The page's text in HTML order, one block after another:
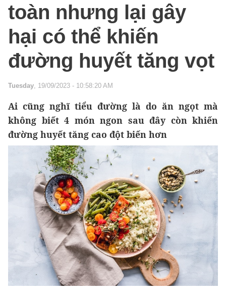
toàn nhưng lại gây
hại có thể khiến
đường huyết tăng vọt
Tuesday, 19/09/2023 - 10:58:20 AM
Ai cũng nghĩ tiểu đường là do ăn ngọt mà
không biết 4 món ngon sau đây còn khiến
đường huyết tăng cao đột biến hơn